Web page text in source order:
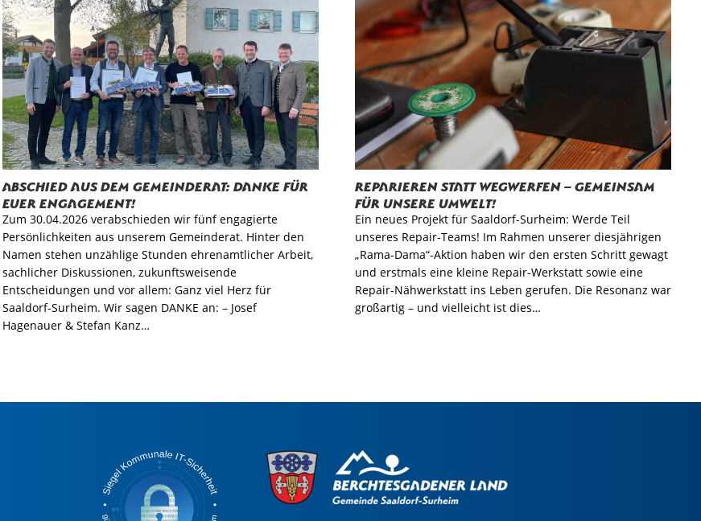
Abschied aus dem Gemeinderat: Danke für
euer Engagement!
Zum 30.04.2026 verabschieden wir fünf engagierte
Persönlichkeiten aus unserem Gemeinderat. Hinter den
Namen stehen unzählige Stunden ehrenamtlicher Arbeit,
sachlicher Diskussionen, zukunftsweisende
Entscheidungen und vor allem: Ganz viel Herz für
Saaldorf-Surheim. Wir sagen DANKE an: – Josef
Hagenauer & Stefan Kanz…
Reparieren statt Wegwerfen – Gemeinsam
für unsere Umwelt!
Ein neues Projekt für Saaldorf-Surheim: Werde Teil
unseres Repair-Teams! Im Rahmen unserer diesjährigen
„Rama-Dama“-Aktion haben wir den ersten Schritt gewagt
und erstmals eine kleine Repair-Werkstatt sowie eine
Repair-Nähwerkstatt ins Leben gerufen. Die Resonanz war
großartig – und vielleicht ist dies…